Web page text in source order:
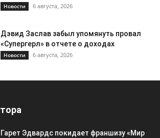
Новости 6 августа, 2026
Дэвид Заслав забыл упомянуть провал
«Супергерл» в отчете о доходах
Новости 6 августа, 2026
Гарет Эдвардс покидает франшизу «Мир